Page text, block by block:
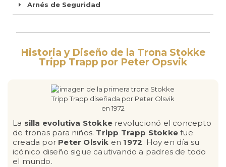
Arnés de Seguridad
Historia y Diseño de la Trona Stokke
Tripp Trapp por Peter Opsvik
La silla evolutiva Stokke revolucionó el concepto
de tronas para niños. Tripp Trapp Stokke fue
creada por Peter Olsvik en 1972. Hoy en día su
icónico diseño sigue cautivando a padres de todo
el mundo.